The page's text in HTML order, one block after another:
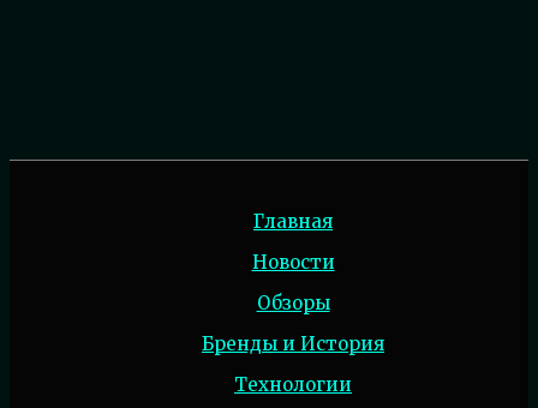
Главная
Новости
Обзоры
Бренды и История
Технологии